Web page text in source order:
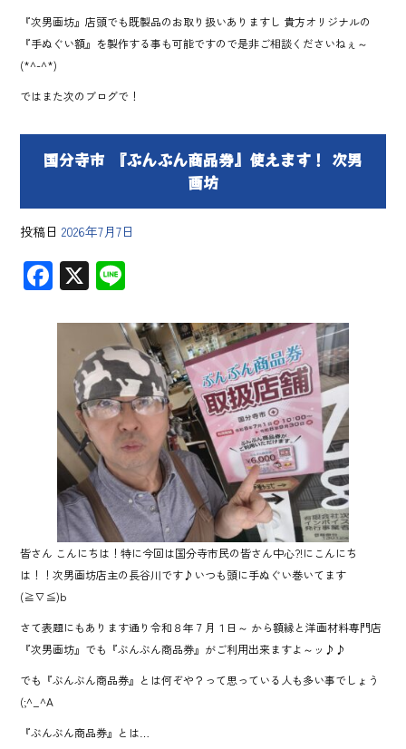
『次男画坊』店頭でも既製品のお取り扱いありますし 貴方オリジナルの
『手ぬぐい額』を製作する事も可能ですので是非ご相談くださいねぇ～
(*^-^*)
ではまた次のブログで！
国分寺市 『ぶんぶん商品券』使えます！ 次男
画坊
投稿日 2026年7月7日
F
e
ok
X
皆さん こんにちは！特に今回は国分寺市民の皆さん中心?!にこんにち
は！！次男画坊店主の長谷川です♪いつも頭に手ぬぐい巻いてます
(≧∇≦)b
さて表題にもあります通り令和８年７月１日～ から額縁と洋画材料専門店
『次男画坊』でも『ぶんぶん商品券』がご利用出来ますよ～ッ♪♪
でも『ぶんぶん商品券』とは何ぞや？って思っている人も多い事でしょう
(;^_^A
『ぶんぶん商品券』とは…